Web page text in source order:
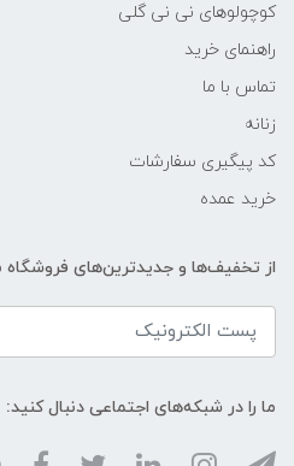
کوچولوهای نی نی گلی
راهنمای خرید
تماس با ما
زنانه
کد پیگیری سفارشات
خرید عمده
از تخفیف‌ها و جدیدترین‌های فروشگاه
ما را در شبکه‌های اجتماعی دنبال کنید: